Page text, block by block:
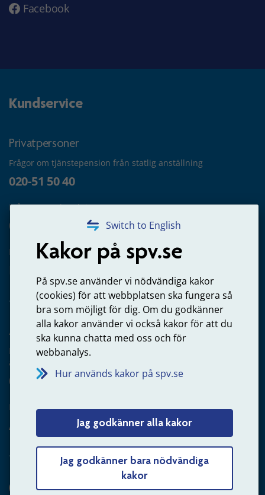
Switch to English
Kakor på spv.se
På spv.se använder vi nödvändiga kakor
(cookies) för att webbplatsen ska fungera så
bra som möjligt för dig. Om du godkänner
alla kakor använder vi också kakor för att du
ska kunna chatta med oss och för
webbanalys.
Hur används kakor på spv.se
Jag godkänner alla kakor
Jag godkänner bara nödvändiga
kakor
Facebook
Kundservice
Privatpersoner
Frågor om tjänstepension från statlig anställning
020-51 50 40
Frågor om utbetalning
020-65 00 65
Kontakta oss
Arbetsgivare
Frågor om administration av tjänstepension från statlig
anställning
060-18 75 03
Kontakta oss
Arbetsgivare – skicka mejl till oss
Hitta svaret på din fråga